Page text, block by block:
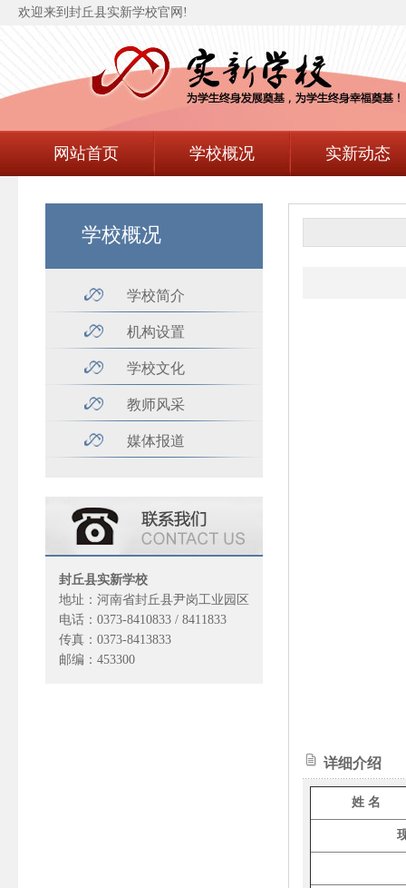
欢迎来到封丘县实新学校官网!
网站首页 学校概况 实新动态
学校概况
学校简介
机构设置
学校文化
教师风采
媒体报道
封丘县实新学校
地址：河南省封丘县尹岗工业园区
电话：0373-8410833 / 8411833
传真：0373-8413833
邮编：453300
详细介绍
姓 名